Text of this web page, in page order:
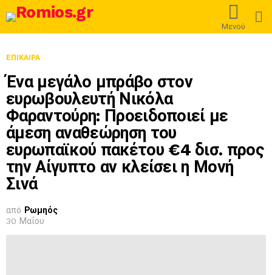
Μενού
ΕΠΊΚΑΙΡΑ
Ένα μεγάλο μπράβο στον
ευρωβουλευτή Νικόλα
Φαραντούρη: Προειδοποιεί με
άμεση αναθεώρηση του
ευρωπαϊκού πακέτου €4 δισ. προς
την Αίγυπτο αν κλείσει η Μονή
Σινά
από Ρωμηός
30 Μαΐου